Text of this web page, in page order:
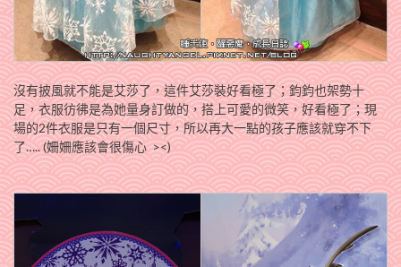
沒有披風就不能是艾莎了，這件艾莎裝好看極了；鈞鈞也架勢十
足，衣服彷彿是為她量身訂做的，搭上可愛的微笑，好看極了；現
場的2件衣服是只有一個尺寸，所以再大一點的孩子應該就穿不下
了….. (姍姍應該會很傷心 ><)